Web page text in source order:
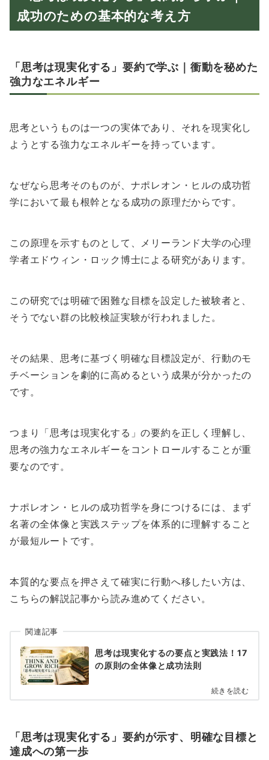
成功のための基本的な考え方
「思考は現実化する」要約で学ぶ｜衝動を秘めた
強力なエネルギー
思考というものは一つの実体であり、それを現実化し
ようとする強力なエネルギーを持っています。
なぜなら思考そのものが、ナポレオン・ヒルの成功哲
学において最も根幹となる成功の原理だからです。
この原理を示すものとして、メリーランド大学の心理
学者エドウィン・ロック博士による研究があります。
この研究では明確で困難な目標を設定した被験者と、
そうでない群の比較検証実験が行われました。
その結果、思考に基づく明確な目標設定が、行動のモ
チベーションを劇的に高めるという成果が分かったの
です。
つまり「思考は現実化する」の要約を正しく理解し、
思考の強力なエネルギーをコントロールすることが重
要なのです。
ナポレオン・ヒルの成功哲学を身につけるには、まず
名著の全体像と実践ステップを体系的に理解すること
が最短ルートです。
本質的な要点を押さえて確実に行動へ移したい方は、
こちらの解説記事から読み進めてください。
関連記事
思考は現実化するの要点と実践法！17
の原則の全体像と成功法則
続きを読む
「思考は現実化する」要約が示す、明確な目標と
達成への第一歩